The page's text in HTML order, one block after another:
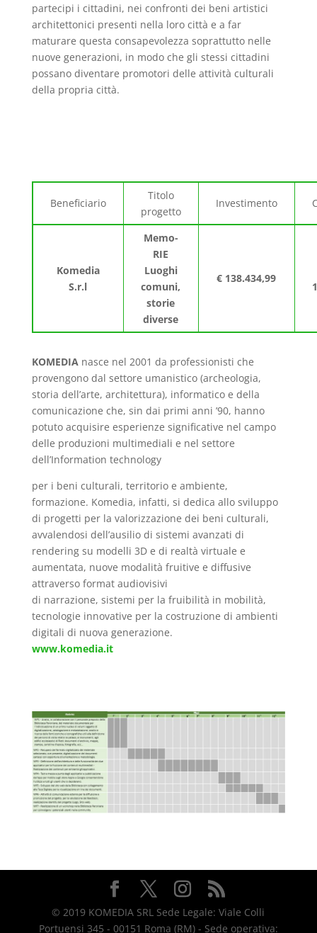
partecipi i cittadini, nei confronti dei beni artistici
architettonici presenti nella loro città e a far
maturare questa consapevolezza soprattutto nelle
nuove generazioni, in modo che gli stessi cittadini
possano diventare promotori delle attività culturali
della propria città.
Beneficiario
Titolo
progetto
Investimento
Komedia
S.r.l
Memo-
RIE
Luoghi
comuni,
storie
diverse
€ 138.434,99
KOMEDIA nasce nel 2001 da professionisti che
provengono dal settore umanistico (archeologia,
storia dell’arte, architettura), informatico e della
comunicazione che, sin dai primi anni ’90, hanno
potuto acquisire esperienze significative nel campo
delle produzioni multimediali e nel settore
dell’Information technology
per i beni culturali, territorio e ambiente,
formazione. Komedia, infatti, si dedica allo sviluppo
di progetti per la valorizzazione dei beni culturali,
avvalendosi dell’ausilio di sistemi avanzati di
rendering su modelli 3D e di realtà virtuale e
aumentata, nuove modalità fruitive e diffusive
attraverso format audiovisivi
di narrazione, sistemi per la fruibilità in mobilità,
tecnologie innovative per la costruzione di ambienti
digitali di nuova generazione.
www.komedia.it
© 2019 KOMEDIA SRL Sede Legale: Viale Colli
Portuensi 345 - 00151 Roma (RM) - Sede operativa: